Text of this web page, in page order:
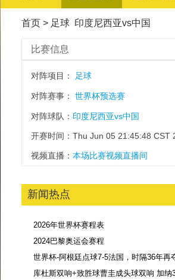
首页> 足球 印度尼西亚vs中国
比赛信息
对阵项目： 足球
对阵赛事： 世界杯预选赛
对阵球队： 印度尼西亚vs中国
开赛时间：Thu Jun 05 21:45:48 CST
视频直播： 本场比赛视频直播间
新闻热点
2026年世界杯赛程表
2024巴黎奥运会赛程
库杜斯双响+致胜球曹圭成头球双响 加纳